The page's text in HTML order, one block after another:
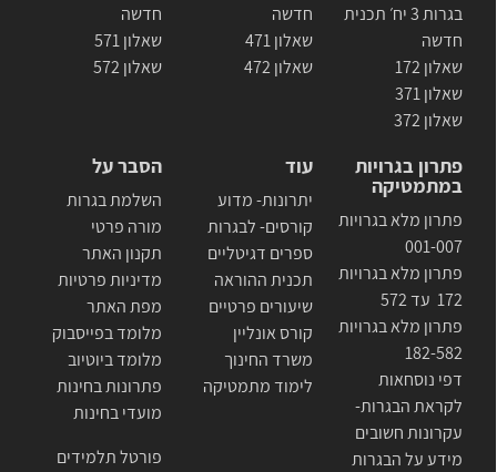
בגרות 3 יח׳ תכנית
חדשה
שאלון 172
שאלון 371
שאלון 372
חדשה
שאלון 471
שאלון 472
חדשה
שאלון 571
שאלון 572
פתרון בגרויות
במתמטיקה
פתרון מלא בגרויות
001-007
פתרון מלא בגרויות
172 עד 572
פתרון מלא בגרויות
182-582
דפי נוסחאות
לקראת הבגרות-
עקרונות חשובים
מידע על הבגרות
עוד
יתרונות- מדוע
קורסים- לבגרות
ספרים דגיטליים
תכנית ההוראה
שיעורים פרטיים
קורס אונליין
משרד החינוך
לימוד מתמטיקה
הסבר על
השלמת בגרות
מורה פרטי
תקנון האתר
מדיניות פרטיות
מפת האתר
מלומד בפייסבוק
מלומד ביוטיוב
פתרונות בחינות
מועדי בחינות
פורטל תלמידים